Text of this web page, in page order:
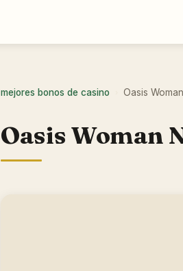
mejores bonos de casino Oasis
Oasis Woman